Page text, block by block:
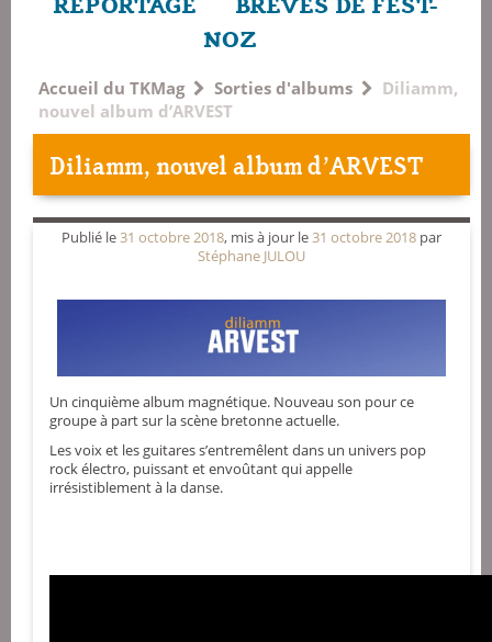
NOZ
Accueil du TKMag Sorties d'albums
Diliamm,
nouvel album d’ARVEST
Diliamm, nouvel album d’ARVEST
Publié le31 octobre 2018, mis à jour le31 octobre 2018 par
Stéphane JULOU
Un cinquième album magnétique. Nouveau son pour ce
groupe à part sur la scène bretonne actuelle.
Les voix et les guitares s’entremêlent dans un univers pop
rock électro, puissant et envoûtant qui appelle
irrésistiblement à la danse.